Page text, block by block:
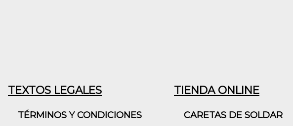
TEXTOS LEGALES
TÉRMINOS Y CONDICIONES
TIENDA ONLINE
CARETAS DE SOLDAR